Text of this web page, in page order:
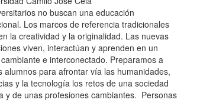
no buscan una educación
Los marcos de referencia tradicionales
la creatividad y la originalidad. Las nuevas
viven, interactúan y aprenden en un
e interconectado. Preparamos a
alumnos para afrontar vía las humanidades,
y la tecnología los retos de una sociedad
y de unas profesiones cambiantes. Personas